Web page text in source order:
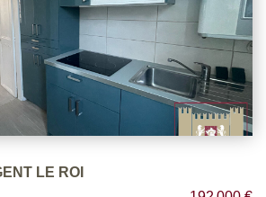
LE ROI